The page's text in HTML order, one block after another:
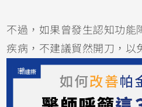
不過，如果曾發生認知功能
疾病，不建議貿然開刀，以